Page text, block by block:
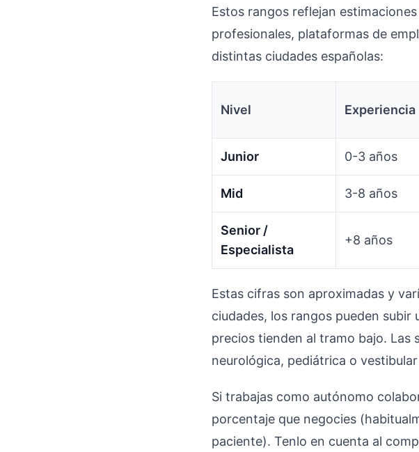
Estos rangos reflejan
profesionales, plataformas de
distintas ciudades españolas:
Nivel Experiencia
Junior 0-3 años
Mid 3-8 años
Senior /
Especialista
+8 años
Estas cifras son aproximadas y
ciudades, los rangos pueden subir
precios tienden al tramo bajo. Las
neurológica, pediátrica o
Si trabajas como autónomo
porcentaje que negocies
paciente). Tenlo en cuenta al